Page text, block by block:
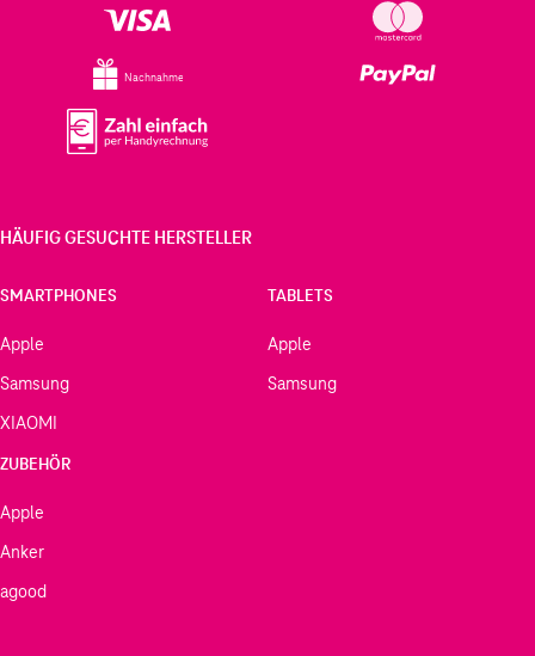
Nachnahme
HÄUFIG GESUCHTE HERSTELLER
SMARTPHONES
Apple
Samsung
XIAOMI
TABLETS
Apple
Samsung
ZUBEHÖR
Apple
Anker
agood